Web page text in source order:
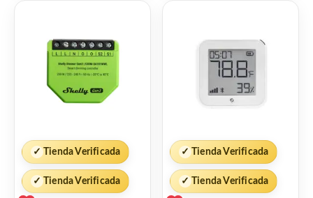
✓ Tienda Verificada
✓ Tienda Verificada
✓ Tienda Verificada
✓ Tienda Verificada